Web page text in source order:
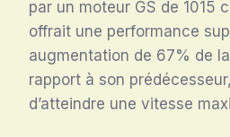
par un moteur GS de 1015
offrait une performance
augmentation de 67% de
rapport à son
d’atteindre une vitesse